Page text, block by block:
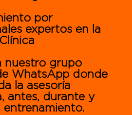
por
expertos en la
nuestro grupo
WhatsApp donde
la asesoría
antes, durante y
entrenamiento.